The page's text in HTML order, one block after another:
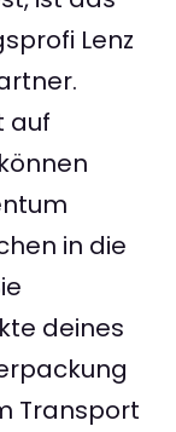
Lenz
auf
in die
deines
Transport